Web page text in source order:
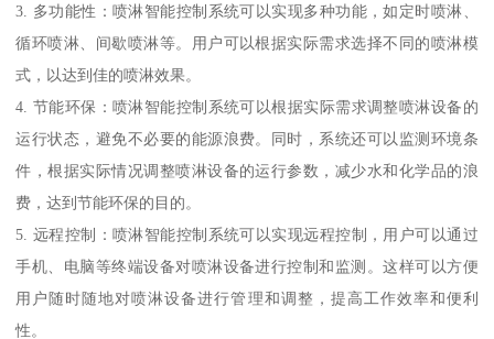
3. 多功能性：喷淋智能控制系统可以实现多种功能，如定时喷淋、
循环喷淋、间歇喷淋等。用户可以根据实际需求选择不同的喷淋模
式，以达到佳的喷淋效果。
4. 节能环保：喷淋智能控制系统可以根据实际需求调整喷淋设备的
运行状态，避免不必要的能源浪费。同时，系统还可以监测环境条
件，根据实际情况调整喷淋设备的运行参数，减少水和化学品的浪
费，达到节能环保的目的。
5. 远程控制：喷淋智能控制系统可以实现远程控制，用户可以通过
手机、电脑等终端设备对喷淋设备进行控制和监测。这样可以方便
用户随时随地对喷淋设备进行管理和调整，提高工作效率和便利
性。